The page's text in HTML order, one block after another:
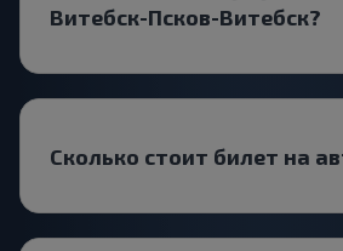
Витебск-Псков-Витебск?
Сколько стоит билет на